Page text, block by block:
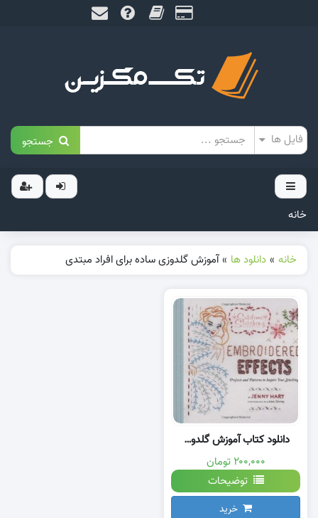
جستجو
خانه
خانه » دانلود ها » آموزش گلدوزی ساده برای افراد مبتدی
دانلود کتاب آموزش گلدوزی ساده با دست
۲۰۰,۰۰۰ تومان
توضیحات
خرید